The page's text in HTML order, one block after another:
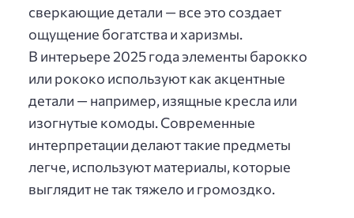
сверкающие детали — все это создает
ощущение богатства и харизмы.
В интерьере 2025 года элементы барокко
или рококо используют как акцентные
детали — например, изящные кресла или
изогнутые комоды. Современные
интерпретации делают такие предметы
легче, используют материалы, которые
выглядит не так тяжело и громоздко.